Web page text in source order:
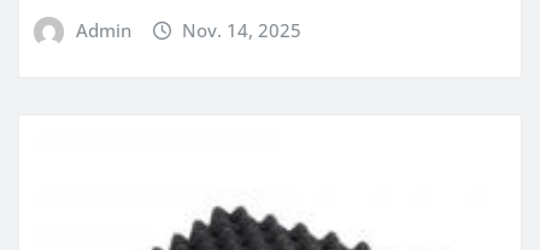
Admin Nov. 14, 2025